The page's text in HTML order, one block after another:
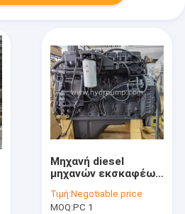
Μηχανή diesel
μηχανών εκσκαφέων
S6D107 KOMATSU
Τιμή:Negotiable price
MOQ:PC 1